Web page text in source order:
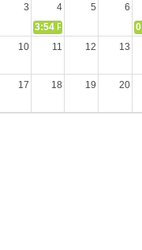
3 4 5 6
СЛОВО из СЛОВА – «Ищите
3:54 РАЗМЫШЛЕНИЕ:
10 11 12 13
17 18 19 20